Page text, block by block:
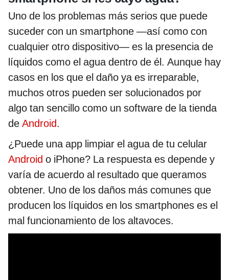
Uno de los problemas más serios que puede
suceder con un smartphone —así como con
cualquier otro dispositivo— es la presencia de
líquidos como el agua dentro de él. Aunque hay
casos en los que el daño ya es irreparable,
muchos otros pueden ser solucionados por
algo tan sencillo como un software de la tienda
de Android.
¿Puede una app limpiar el agua de tu celular
Android o iPhone? La respuesta es depende y
varía de acuerdo al resultado que queramos
obtener. Uno de los daños más comunes que
producen los líquidos en los smartphones es el
mal funcionamiento de los altavoces.